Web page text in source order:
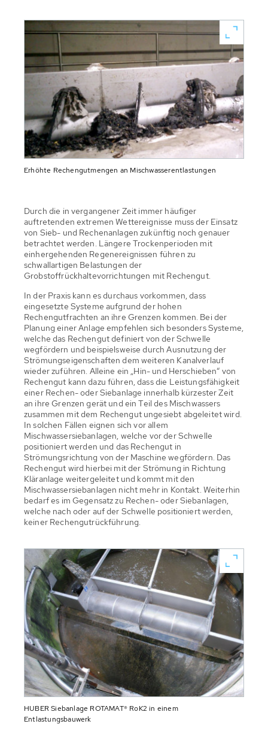
Erhöhte Rechengutmengen an Mischwasserentlastungen
Durch die in vergangener Zeit immer häufiger
auftretenden extremen Wettereignisse muss der Einsatz
von Sieb- und Rechenanlagen zukünftig noch genauer
betrachtet werden. Längere Trockenperioden mit
einhergehenden Regenereignissen führen zu
schwallartigen Belastungen der
Grobstoffrückhaltevorrichtungen mit Rechengut.
In der Praxis kann es durchaus vorkommen, dass
eingesetzte Systeme aufgrund der hohen
Rechengutfrachten an ihre Grenzen kommen. Bei der
Planung einer Anlage empfehlen sich besonders Systeme,
welche das Rechengut definiert von der Schwelle
wegfördern und beispielsweise durch Ausnutzung der
Strömungseigenschaften dem weiteren Kanalverlauf
wieder zuführen. Alleine ein „Hin- und Herschieben“ von
Rechengut kann dazu führen, dass die Leistungsfähigkeit
einer Rechen- oder Siebanlage innerhalb kürzester Zeit
an ihre Grenzen gerät und ein Teil des Mischwassers
zusammen mit dem Rechengut ungesiebt abgeleitet wird.
In solchen Fällen eignen sich vor allem
Mischwassersiebanlagen, welche vor der Schwelle
positioniert werden und das Rechengut in
Strömungsrichtung von der Maschine wegfördern. Das
Rechengut wird hierbei mit der Strömung in Richtung
Kläranlage weitergeleitet und kommt mit den
Mischwassersiebanlagen nicht mehr in Kontakt. Weiterhin
bedarf es im Gegensatz zu Rechen- oder Siebanlagen,
welche nach oder auf der Schwelle positioniert werden,
keiner Rechengutrückführung.
HUBER Siebanlage ROTAMAT® RoK2 in einem
Entlastungsbauwerk